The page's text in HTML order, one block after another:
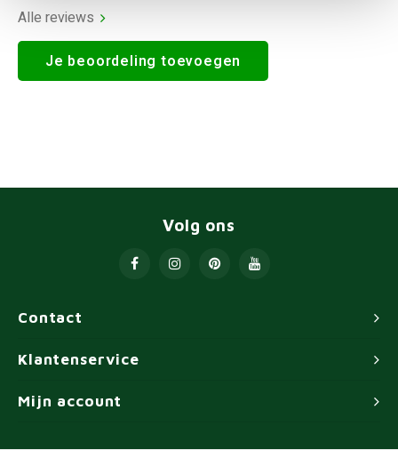
Alle reviews
Je beoordeling toevoegen
Contact
Volg ons
Klantenservice
Mijn account